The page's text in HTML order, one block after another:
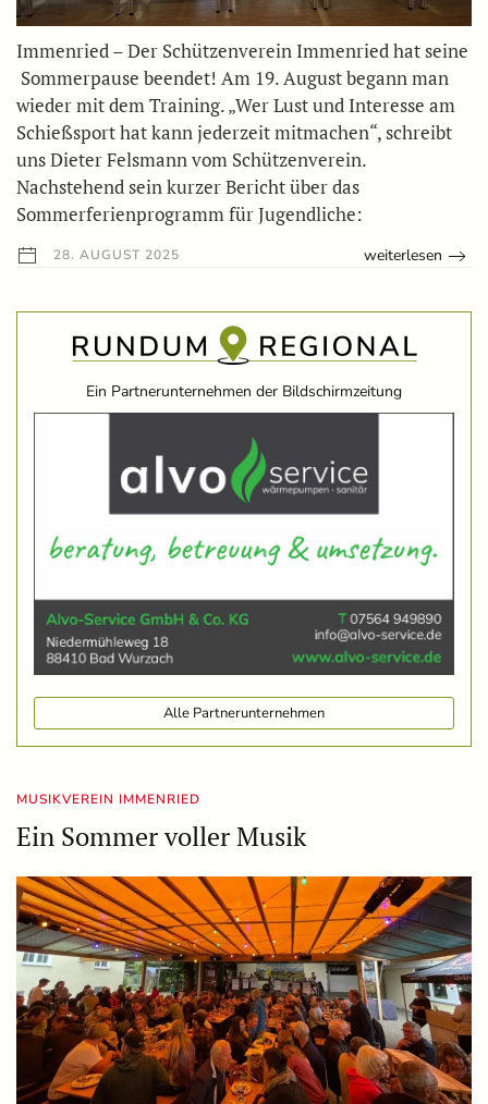
Immenried – Der Schützenverein Immenried hat seine
Sommerpause beendet! Am 19. August begann man
wieder mit dem Training. „Wer Lust und Interesse am
Schießsport hat kann jederzeit mitmachen“, schreibt
uns Dieter Felsmann vom Schützenverein.
Nachstehend sein kurzer Bericht über das
Sommerferienprogramm für Jugendliche:
28. AUGUST 2025 weiterlesen
Ein Partnerunternehmen der Bildschirmzeitung
Alle Partnerunternehmen
MUSIKVEREIN IMMENRIED
Ein Sommer voller Musik